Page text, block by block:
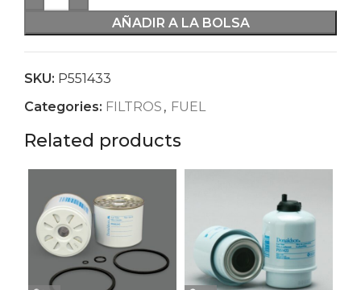
AÑADIR A LA BOLSA
SKU: P551433
Categories: FILTROS , FUEL
Related products